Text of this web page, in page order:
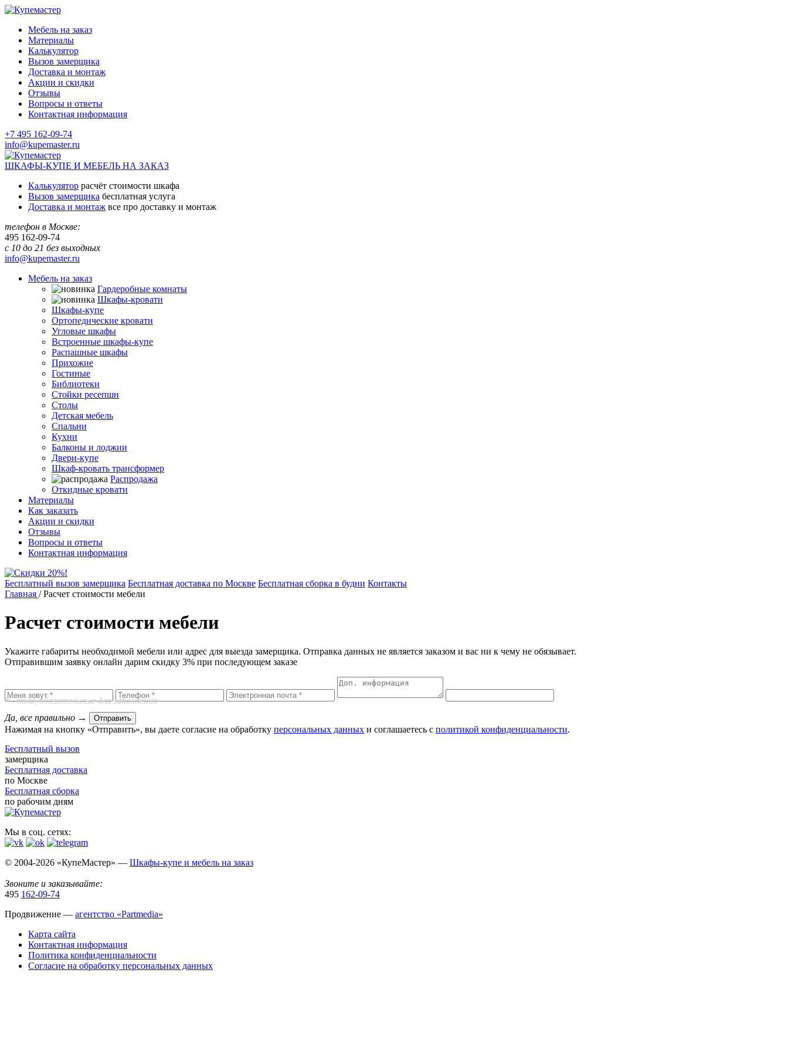
Мебель на заказ
Материалы
Калькулятор
Вызов замерщика
Доставка и монтаж
Акции и скидки
Отзывы
Вопросы и ответы
Контактная информация
+7 495 162-09-74
info@kupemaster.ru
ШКАФЫ-КУПЕ И МЕБЕЛЬ НА ЗАКАЗ
Калькулятор расчёт стоимости шкафа
Вызов замерщика бесплатная услуга
Доставка и монтаж все про доставку и монтаж
телефон в Москве:
495 162-09-74
с 10 до 21 без выходных
info@kupemaster.ru
Мебель на заказ
Гардеробные комнаты
Шкафы-кровати
Шкафы-купе
Ортопедические кровати
Угловые шкафы
Встроенные шкафы-купе
Распашные шкафы
Прихожие
Гостиные
Библиотеки
Стойки ресепшн
Столы
Детская мебель
Спальни
Кухни
Балконы и лоджии
Двери-купе
Шкаф-кровать трансформер
Распродажа
Откидные кровати
Материалы
Как заказать
Акции и скидки
Отзывы
Вопросы и ответы
Контактная информация
Бесплатный вызов замерщика Бесплатная доставка по Москве Бесплатная сборка в будни Контакты
Главная /Расчет стоимости мебели
Расчет стоимости мебели
Укажите габариты необходимой мебели или адрес для выезда замерщика. Отправка данных не является заказом и вас ни к чему не обязывает.
Отправившим заявку онлайн дарим скидку 3% при последующем заказе
* - поля, обязательные для заполнения
Да, все правильно → Отправить
Нажимая на кнопку «Отправить», вы даете согласие на обработку персональных данных​ и соглашаетесь c политикой конфиденциальности.
Бесплатный вызов
замерщика
Бесплатная доставка
по Москве
Бесплатная сборка
по рабочим дням
Мы в соц. сетях:
© 2004-2026 «КупеМастер» — Шкафы-купе и мебель на заказ
Звоните и заказывайте:
495 162-09-74
Продвижение — агентство «Partmedia»
Карта сайта
Контактная информация
Политика конфиденциальности
Согласие на обработку персональных данных